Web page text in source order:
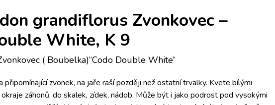
grandiflorus Zvonkovec –
White, K 9
( Boubelka)“Codo Double White“
připomínající zvonek, na jaře raší později než ostatní trvalky. Kvete bílými
záhonů, do skalek, zídek, nádob. Může být i jako podrost pod vysokými